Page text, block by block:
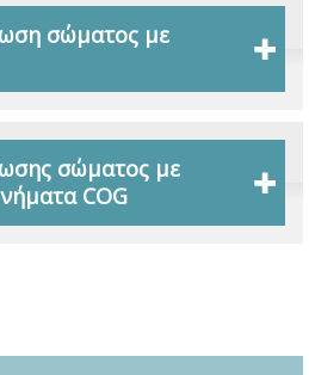
σώματος με
σώματος με
COG